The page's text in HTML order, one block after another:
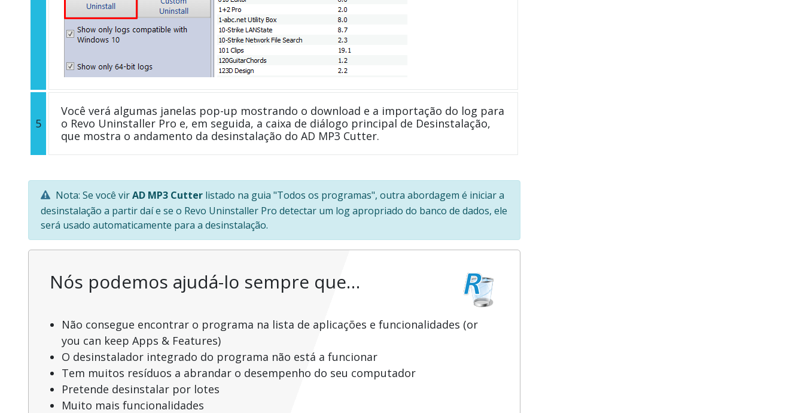
5
Você verá algumas janelas pop-up mostrando o download e a importação do log para
o Revo Uninstaller Pro e, em seguida, a caixa de diálogo principal de Desinstalação,
que mostra o andamento da desinstalação do AD MP3 Cutter.
Nota: Se você virAD MP3 Cutter listado na guia "Todos os programas", outra abordagem é iniciar a
desinstalação a partir daí e se o Revo Uninstaller Pro detectar um log apropriado do banco de dados, ele
será usado automaticamente para a desinstalação.
Nós podemos ajudá-lo sempre que…
Não consegue encontrar o programa na lista de aplicações e funcionalidades (or
you can keep Apps & Features)
O desinstalador integrado do programa não está a funcionar
Tem muitos resíduos a abrandar o desempenho do seu computador
Pretende desinstalar por lotes
Muito mais funcionalidades